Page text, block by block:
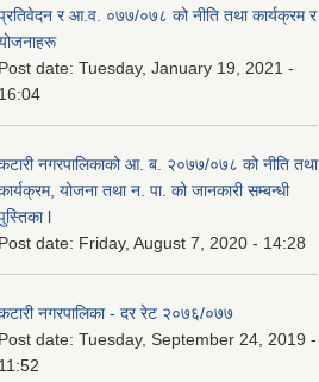
र आ.व. ०७७/०७८ को नीति तथा कार्यक्रम र
Post date: Tuesday, January 19, 2021 -
16:04
नगरपालिकाको आ. ब. २०७७/०७८ को नीति तथा
योजना तथा न. पा. को जानकारी सम्बन्धी
l
Post date: Friday, August 7, 2020 - 14:28
नगरपालिका - दर रेट २०७६/०७७
Post date: Tuesday, September 24, 2019 -
11:52